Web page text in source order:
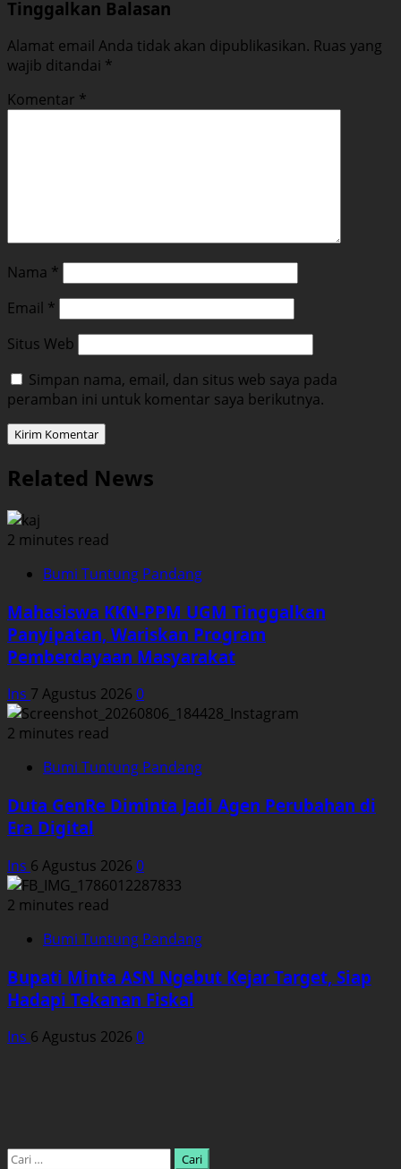
Tinggalkan Balasan
Alamat email Anda tidak akan dipublikasikan. Ruas yang
wajib ditandai *
Komentar *
Nama *
Email *
Situs Web
Simpan nama, email, dan situs web saya pada
peramban ini untuk komentar saya berikutnya.
Related News
2 minutes read
Bumi Tuntung Pandang
Mahasiswa KKN-PPM UGM Tinggalkan
Panyipatan, Wariskan Program
Pemberdayaan Masyarakat
Ins 7 Agustus 2026 0
2 minutes read
Bumi Tuntung Pandang
Duta GenRe Diminta Jadi Agen Perubahan di
Era Digital
Ins 6 Agustus 2026 0
2 minutes read
Bumi Tuntung Pandang
Bupati Minta ASN Ngebut Kejar Target, Siap
Hadapi Tekanan Fiskal
Ins 6 Agustus 2026 0
Cari